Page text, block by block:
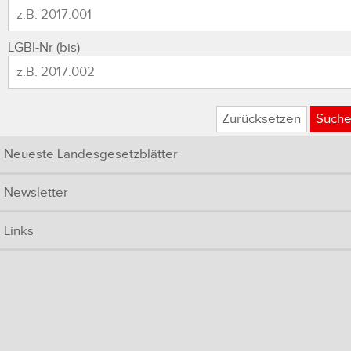
LGBl-Nr (bis)
Zurücksetzen
Neueste Landesgesetzblätter
Newsletter
Links